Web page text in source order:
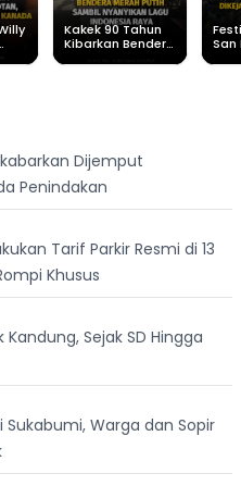
Kakek 90 Tahun
Kibarkan Bendera
San
Dijemput
Penindakan
Tarif Parkir Resmi di 13
Khusus
Sejak SD Hingga
Warga dan Sopir